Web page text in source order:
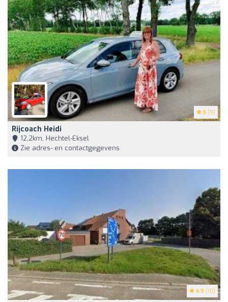
5 (9)
Rijcoach Heidi
12,2km, Hechtel-Eksel
Zie adres- en contactgegevens
4.9 (10)